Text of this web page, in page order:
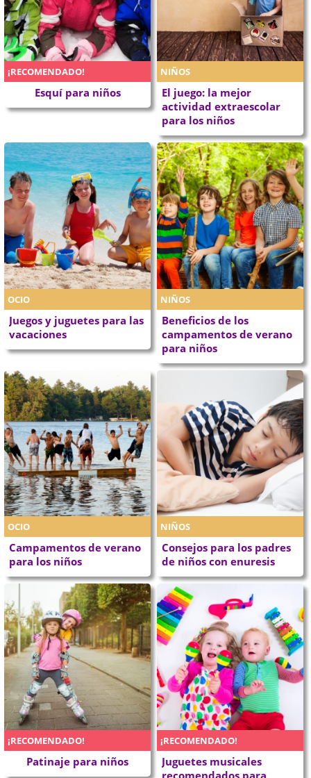
¡RECOMENDADO!
Esquí para niños
NIÑOS
El juego: la mejor
actividad extraescolar
para los niños
OCIO
Juegos y juguetes para las
vacaciones
NIÑOS
Beneficios de los
campamentos de verano
para niños
OCIO
Campamentos de verano
para los niños
NIÑOS
Consejos para los padres
de niños con enuresis
¡RECOMENDADO!
Patinaje para niños
¡RECOMENDADO!
Juguetes musicales
recomendados para